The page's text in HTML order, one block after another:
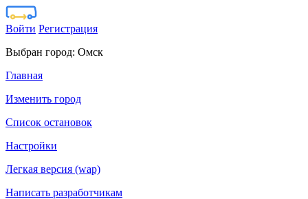
Войти Регистрация
Выбран город: Омск
Главная
Изменить город
Список остановок
Настройки
Легкая версия (wap)
Написать разработчикам